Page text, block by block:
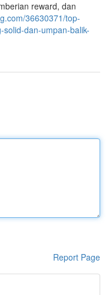
reward, dan
36630371/top-
dan-umpan-balik-
Report Page